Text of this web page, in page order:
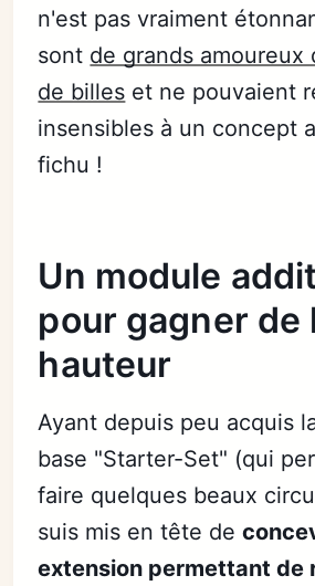
n'est pas vraiment
sont de grands amoureux
de billes et ne pouvaient
insensibles à un concept
fichu !
Un module
pour gagner de
hauteur
Ayant depuis peu acquis
base "Starter-Set" (qui
faire quelques beaux
suis mis en tête de
extension permettant de